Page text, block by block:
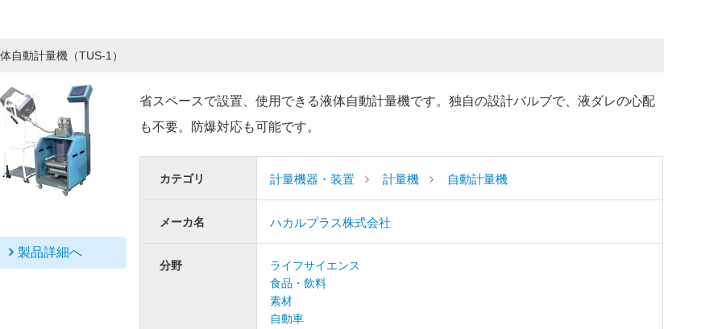
自動計量機（TUS-1）
製品詳細へ
省スペースで設置、使用できる液体自動計量機です。独自の設計バルブで、液ダレの心配
も不要。防爆対応も可能です。
カテゴリ 計量機器・装置 計量機 自動計量機
メーカ名 ハカルプラス株式会社
分野
ライフサイエンス
食品・飲料
素材
自動車